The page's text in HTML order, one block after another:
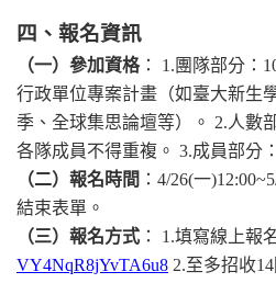
四、報名資訊
（一）參加資格： 1. 團隊部分：
行政單位專案計畫（如臺大新生
季、全球集思論壇等）。 2.人數
各隊成員不得重複。 3.成員部分
（二）報名時間 ： 4/26(一
結束表單。
（三）報名方式 ： 1.填寫線上報
VY4NqR8jYvTA6u8 2.至多招收14